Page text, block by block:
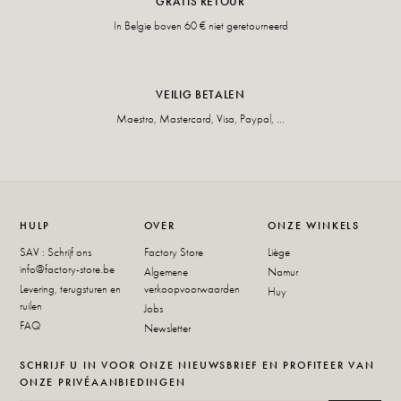
In Belgie boven 60 € niet geretourneerd
VEILIG BETALEN
Maestro, Mastercard, Visa, Paypal, ...
HULP
SAV : Schrijf ons
info@factory-store.be
Levering, terugsturen en
ruilen
FAQ
OVER
Factory Store
Algemene
verkoopvoorwaarden
Jobs
Newsletter
ONZE WINKELS
Liège
Namur
Huy
SCHRIJF U IN VOOR ONZE NIEUWSBRIEF EN PROFITEER VAN
ONZE PRIVÉAANBIEDINGEN